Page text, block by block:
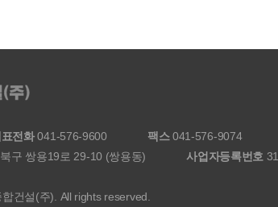
전화041-576-9600 팩스041-576-9074
구 쌍용19로 29-10 (쌍용동) 사업자등록번호
건설(주). All rights reserved.